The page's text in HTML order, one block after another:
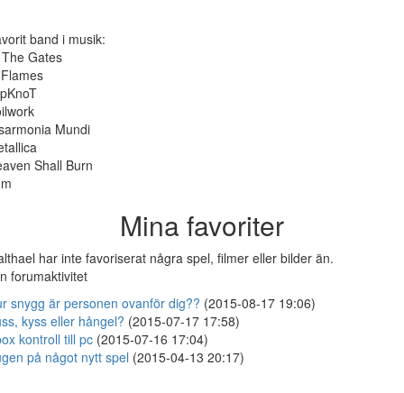
band i musik:
Gates
Mundi
Shall Burn
Mina favoriter
har inte favoriserat några spel, filmer eller bilder än.
forumaktivitet
snygg är personen ovanför dig?? (2015-08-17 19:06)
kyss eller hångel? (2015-07-17 17:58)
kontroll till pc (2015-07-16 17:04)
på något nytt spel (2015-04-13 20:17)